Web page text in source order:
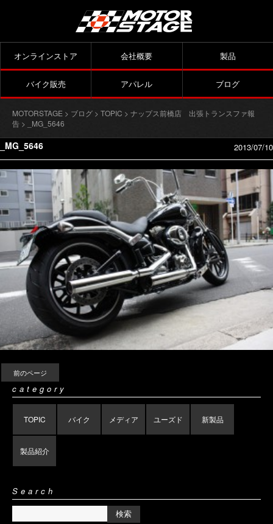
オンラインストア 会社概要 製品
バイク販売 アパレル ブログ
MOTORSTAGE > ブログ > TOPIC > ナップス前橋店 出張トランスファ報
告 > _MG_5646
_MG_5646 2013/07/10
前のページ
category
TOPIC バイク メディア ユーズド 新製品
製品紹介
Search